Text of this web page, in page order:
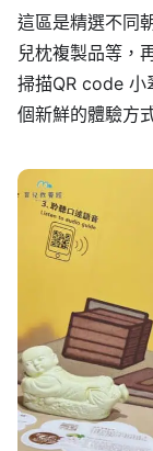
這區是精選不同
兒枕複製品等，
掃描QR code 小
個新鮮的體驗方